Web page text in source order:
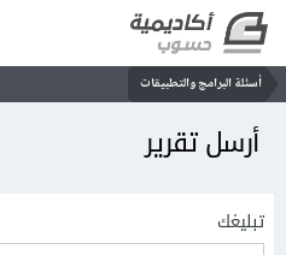
أسئلة البرامج والتطبيقات
أرسل تقرير
تبليغك